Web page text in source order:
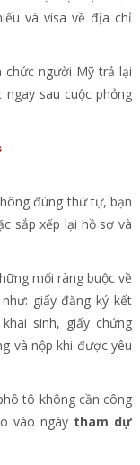
và visa về địa chỉ
chức người Mỹ trả lại
sau cuộc phỏng
đúng thứ tự, bạn
sắp xếp lại hồ sơ và
mối ràng buộc về
giấy đăng ký kết
sinh, giấy chứng
và nộp khi được yêu
tô không cần công
vào ngày tham dự